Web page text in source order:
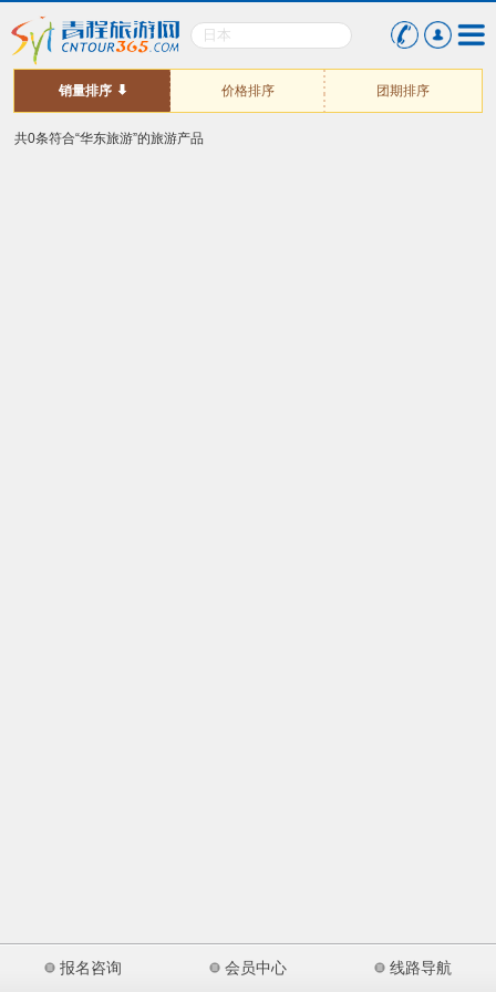
销量排序 价格排序 团期排序
共0条符合“华东旅游”的旅游产品
报名咨询 会员中心 线路导航